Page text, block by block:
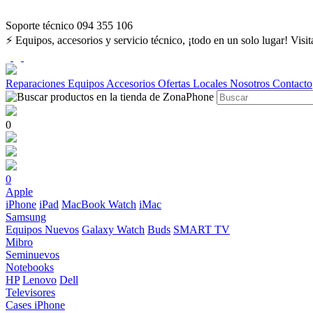
Soporte técnico 094 355 106
⚡ Equipos, accesorios y servicio técnico, ¡todo en un solo lugar!
Reparaciones Equipos Accesorios Ofertas Locales Nosotros Contacto
0
0
Apple
iPhone iPad MacBook Watch iMac
Samsung
Equipos Nuevos Galaxy Watch Buds SMART TV
Mibro
Seminuevos
Notebooks
HP Lenovo Dell
Televisores
Cases iPhone